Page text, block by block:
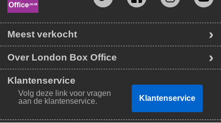
Meest verkocht
Over London Box Office
Klantenservice
Volg deze link voor vragen
aan de klantenservice.
Klantenservice